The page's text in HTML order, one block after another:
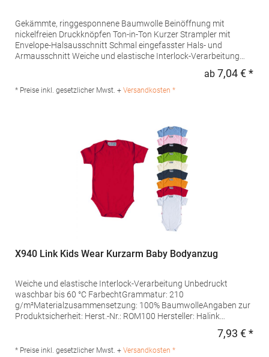
Gekämmte, ringgesponnene Baumwolle Beinöffnung mit
nickelfreien Druckknöpfen Ton-in-Ton Kurzer Strampler mit
Envelope-Halsausschnitt Schmal eingefasster Hals- und
Armausschnitt Weiche und elastische Interlock-Verarbeitung
g/m²Materialzusammensetzung: 100% Baumwolle (Heather
Grey Melange: 85% Baumwolle / 15% Viskose), (Mocha,
56566 Neuwied Deutschland E-Mail: info@mantisworld.com
ab 7,04 € *
* Preise inkl. gesetzlicher Mwst. + Versandkosten *
X940 Link Kids Wear Kurzarm Baby Bodyanzug
Weiche und elastische Interlock-Verarbeitung Unbedruckt
waschbar bis 60 °C FarbechtGrammatur: 210
g/m²Materialzusammensetzung: 100% BaumwolleAngaben zur
Produktsicherheit: Herst.-Nr.: ROM100 Hersteller: Halink
7,93 € *
* Preise inkl. gesetzlicher Mwst. + Versandkosten *